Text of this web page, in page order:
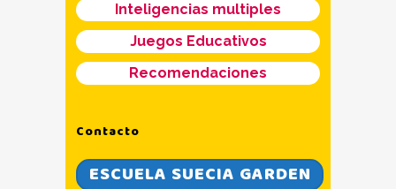
Inteligencias multiples
Juegos Educativos
Recomendaciones
Contacto
ESCUELA SUECIA GARDEN